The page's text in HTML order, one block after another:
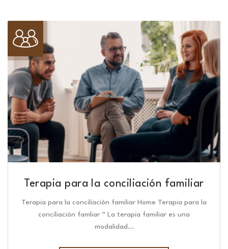
Terapia para la conciliación familiar
Terapia para la conciliación familiar Home Terapia para la
conciliación famliar “ La terapia familiar es una
modalidad…